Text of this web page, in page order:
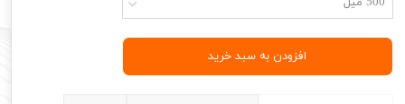
افزودن به سبد خرید